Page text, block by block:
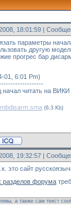
18:01:59 |
параметры
другую
прогрес бар
01, 6:01 Pm)
начал читать на
(6.3 Kb)
19:32:57 |
это сайт
разделов форума
а также сам текст